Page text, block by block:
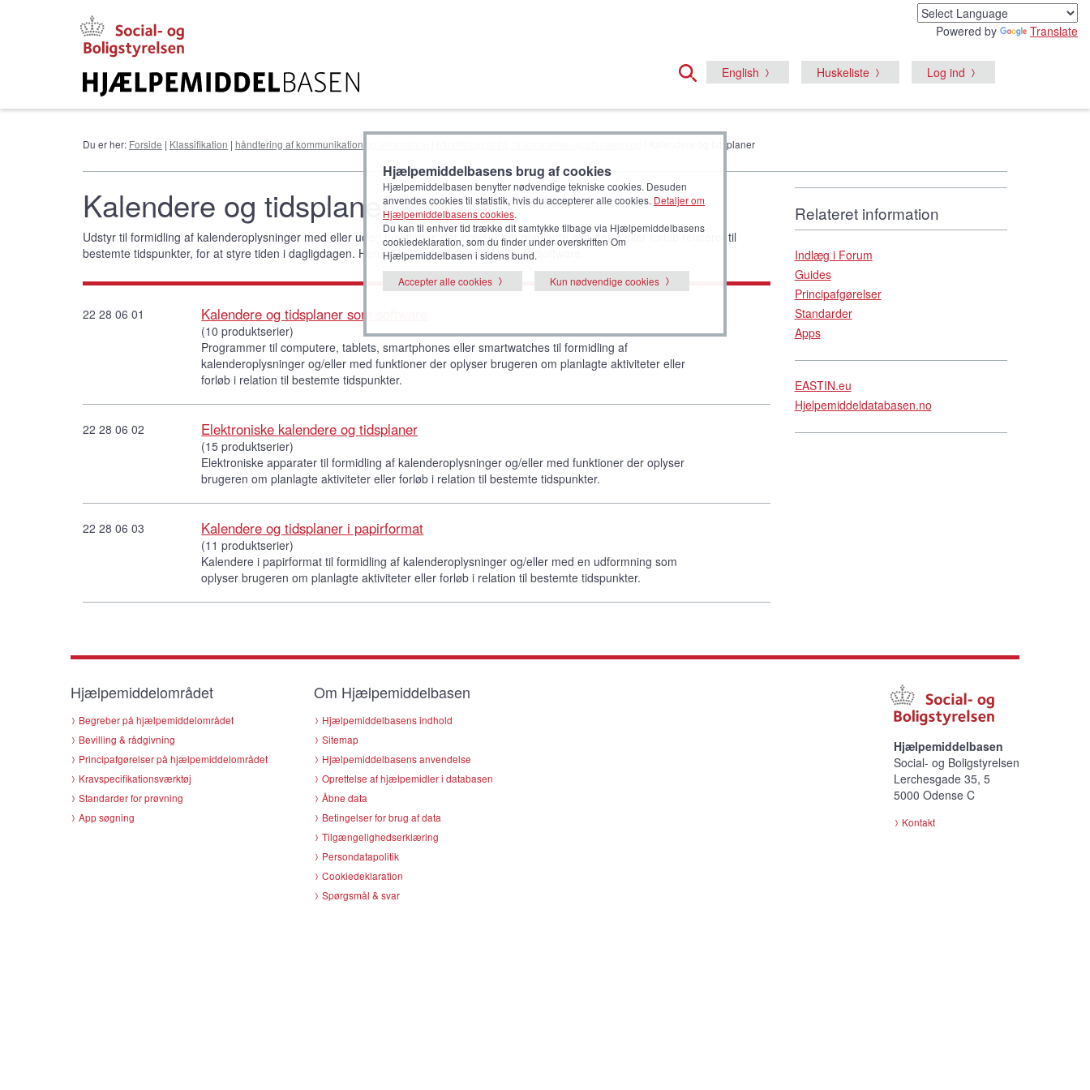
Powered by Translate
English Huskeliste Log ind
Du er her: Forside | Klassifikation | håndtering af kommunikation og information | Kalendere og tidsplaner
Kalendere og tidsplaner
Udstyr til formidling af kalenderoplysninger med eller uden funktioner, der oplyser om planlagte aktiviteter eller forløb relateret til
bestemte tidspunkter, for at styre tiden i dagligdagen. Herunder hører fx speciel kalendersoftware.
22 28 06 01 Kalendere og tidsplaner som software
(10 produktserier)
Programmer til computere, tablets, smartphones eller smartwatches til formidling af
kalenderoplysninger og/eller med funktioner der oplyser brugeren om planlagte aktiviteter eller
forløb i relation til bestemte tidspunkter.
22 28 06 02 Elektroniske kalendere og tidsplaner
(15 produktserier)
Elektroniske apparater til formidling af kalenderoplysninger og/eller med funktioner der oplyser
brugeren om planlagte aktiviteter eller forløb i relation til bestemte tidspunkter.
22 28 06 03 Kalendere og tidsplaner i papirformat
(11 produktserier)
Kalendere i papirformat til formidling af kalenderoplysninger og/eller med en udformning som
oplyser brugeren om planlagte aktiviteter eller forløb i relation til bestemte tidspunkter.
Relateret information
Indlæg i Forum
Guides
Principafgørelser
Standarder
Apps
EASTIN.eu
Hjelpemiddeldatabasen.no
Hjælpemiddelområdet
Begreber på hjælpemiddelområdet
Bevilling & rådgivning
Principafgørelser på hjælpemiddelområdet
Kravspecifikationsværktøj
Standarder for prøvning
App søgning
Om Hjælpemiddelbasen
Hjælpemiddelbasens indhold
Sitemap
Hjælpemiddelbasens anvendelse
Oprettelse af hjælpemidler i databasen
Åbne data
Betingelser for brug af data
Tilgængelighedserklæring
Persondatapolitik
Cookiedeklaration
Spørgsmål & svar
Hjælpemiddelbasen
Social- og Boligstyrelsen
Lerchesgade 35, 5
5000 Odense C
Kontakt
Hjælpemiddelbasens brug af cookies
Hjælpemiddelbasen benytter nødvendige tekniske cookies. Desuden
anvendes cookies til statistik, hvis du accepterer alle cookies. Detaljer om
Hjælpemiddelbasens cookies.
Du kan til enhver tid trække dit samtykke tilbage via Hjælpemiddelbasens
cookiedeklaration, som du finder under overskriften Om
Hjælpemiddelbasen i sidens bund.
Accepter alle cookies
Kun nødvendige cookies